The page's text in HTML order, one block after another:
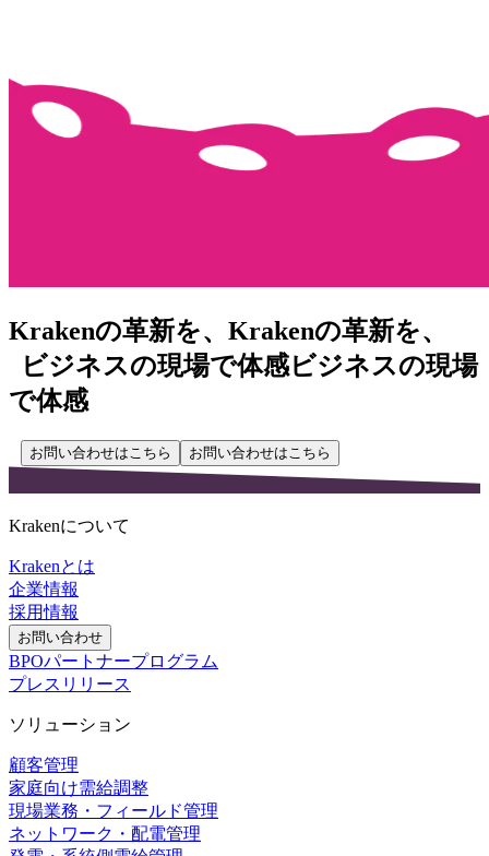
Krakenの革新を、 Krakenの革新を、
ビジネスの現場で体感ビジネスの現場
で体感
お問い合わせはこちら お問い合わせはこちら
Krakenについて
Krakenとは
企業情報
採用情報
お問い合わせ
BPOパートナープログラム
プレスリリース
ソリューション
顧客管理
家庭向け需給調整
現場業務・フィールド管理
ネットワーク・配電管理